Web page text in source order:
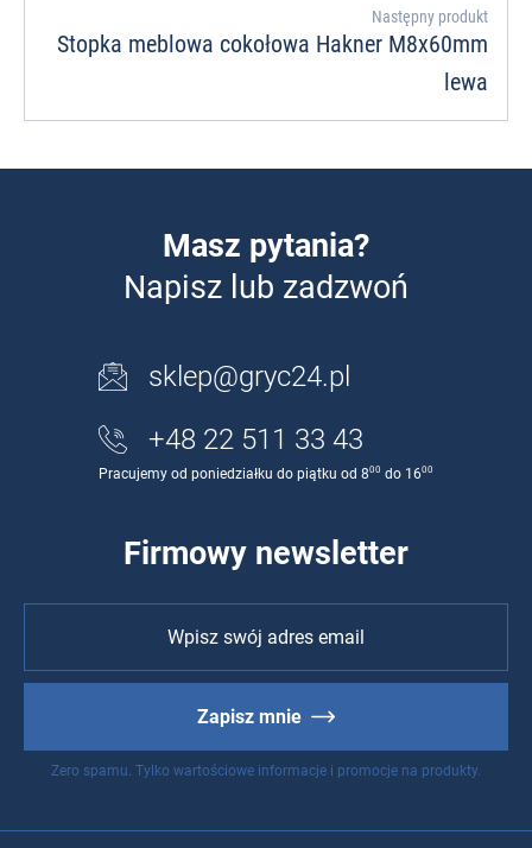
Następny produkt
Stopka meblowa cokołowa Hakner M8x60mm
lewa
Masz pytania?
Napisz lub zadzwoń
sklep@gryc24.pl
+48 22 511 33 43
Pracujemy od poniedziałku do piątku od 800 do 1600
Firmowy newsletter
Zapisz mnie
Zero spamu. Tylko wartościowe informacje i promocje na produkty.